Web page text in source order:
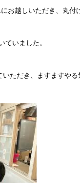
越しいただき、丸付
いました。
だき、ますますやる